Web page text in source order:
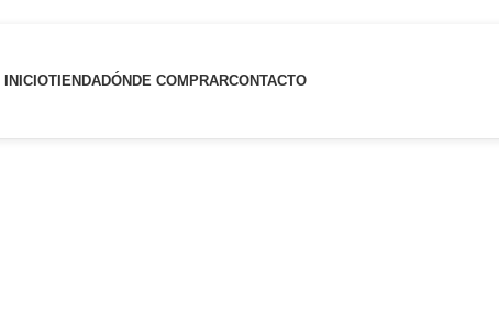
INICIOTIENDADÓNDE COMPRARCONTACTO